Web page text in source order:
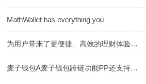
MathWallet has everything you
为用户带来了更便捷、高效的理财体验麦子钱包下载
麦子钱包A麦子钱包跨链功能PP还支持多种支付方式